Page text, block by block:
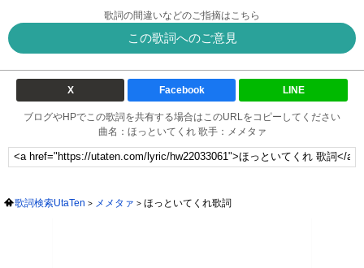
歌詞の間違いなどのご指摘はこちら
この歌詞へのご意見
X Facebook LINE
ブログやHPでこの歌詞を共有する場合はこのURLをコピーしてください
曲名：ほっといてくれ 歌手：メメタァ
歌詞検索UtaTen メメタァ ほっといてくれ歌詞